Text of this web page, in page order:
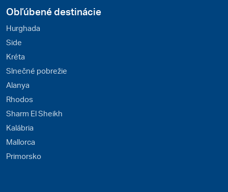
Obľúbené destinácie
Hurghada
Side
Kréta
Slnečné pobrežie
Alanya
Rhodos
Sharm El Sheikh
Kalábria
Mallorca
Primorsko